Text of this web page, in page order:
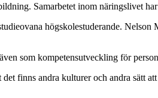
Samarbetet inom näringslivet
högskolestuderande.
som kompetensutveckling för
finns andra kulturer och andra sätt